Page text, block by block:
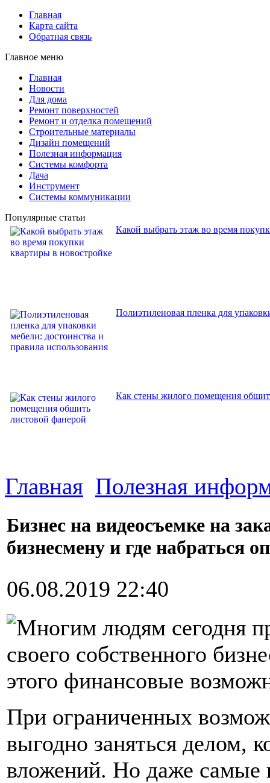
Главная
Карта сайта
Обратная связь
Главное меню
Главная
Новости
Для дома
Ремонт поверхностей
Ремонт и отделка помещений
Строительные материалы
Дизайн помещений
Полезная информация
Системы комфорта
Дача
Инструмент
Системы коммуникации
Популярные статьи
Какой выбрать этаж во время
Полиэтиленовая пленка для
Как стены жилого помещения
Главная Полезная
Бизнес на видеосъемке на
бизнесмену и где набраться
06.08.2019 22:40
Многим людям сегодня
своего собственного
этого финансовые
При ограниченных
выгодно заняться делом,
вложений. Но даже самые